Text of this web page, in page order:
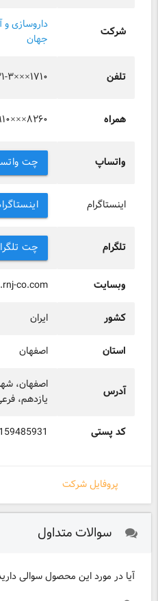
شرکت
داروسازی
جهان
تلفن ۰۳۱-
همراه
واتساپ چت
اینستاگرام
تلگرام چت
وبسایت co.com
کشور ایران
استان اصفهان
آدرس
اصفهان،
یازدهم،
کد پستی
پروفایل شرکت
سوالات متداول
آیا در مورد این محصول سوالی